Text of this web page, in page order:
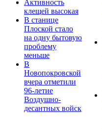
Активность
клещей высокая
В станице
Плоской стало
на одну бытовую
проблему
меньше
В
Новопокровской
вчера отметили
96-летие
Воздушно-
десантных войск